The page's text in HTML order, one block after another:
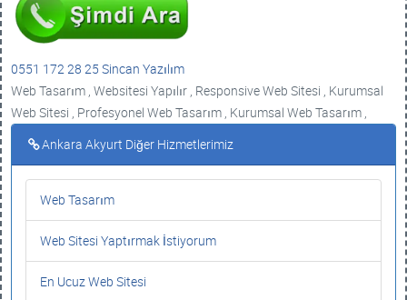
0551 172 28 25 Sincan Yazılım
Web Tasarım , Websitesi Yapılır , Responsive Web Sitesi , Kurumsal
Web Sitesi , Profesyonel Web Tasarım , Kurumsal Web Tasarım ,
Ankara Akyurt Diğer Hizmetlerimiz
Web Tasarım
Web Sitesi Yaptırmak İstiyorum
En Ucuz Web Sitesi